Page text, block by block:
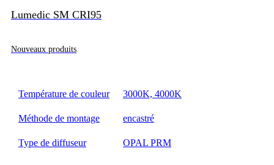
Lumedic SM CRI95
Nouveaux produits
Température de couleur 3000K, 4000K
Méthode de montage encastré
Type de diffuseur OPAL PRM